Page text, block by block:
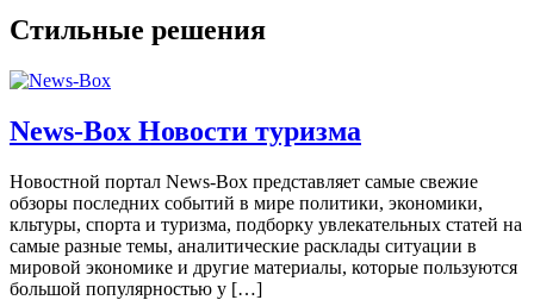
Стильные решения
News-Box Новости туризма
Новостной портал News-Box представляет самые свежие
обзоры последних событий в мире политики, экономики,
кльтуры, спорта и туризма, подборку увлекательных статей на
самые разные темы, аналитические расклады ситуации в
мировой экономике и другие материалы, которые пользуются
большой популярностью у […]